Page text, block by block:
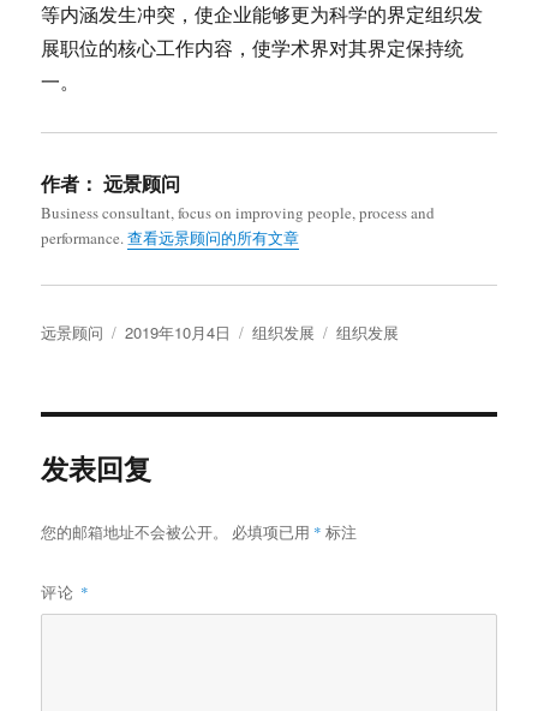
等内涵发生冲突，使企业能够更为科学的界定组织发
展职位的核心工作内容，使学术界对其界定保持统
一。
作者： 远景顾问
Business consultant, focus on improving people, process and
performance.查看远景顾问的所有文章
作
远景顾问
发
2019年10月4日
分
组织发展
标
组织发展
发表回复
您的邮箱地址不会被公开。 必填项已用 * 标注
评论 *